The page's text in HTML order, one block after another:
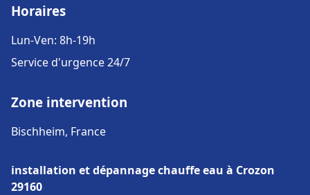
Horaires
Lun-Ven: 8h-19h
Service d'urgence 24/7
Zone intervention
Bischheim, France
installation et dépannage chauffe eau à Crozon
29160